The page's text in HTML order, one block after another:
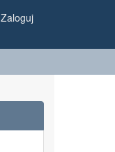
Zaloguj